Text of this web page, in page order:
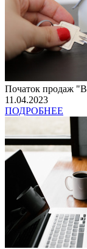
Початок продаж
11.04.2023
ПОДРОБНЕЕ